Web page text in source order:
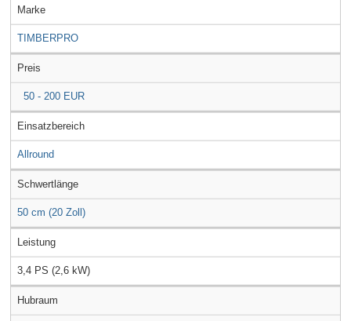
Marke
TIMBERPRO
Preis
50 - 200 EUR
Einsatzbereich
Allround
Schwertlänge
50 cm (20 Zoll)
Leistung
3,4 PS (2,6 kW)
Hubraum